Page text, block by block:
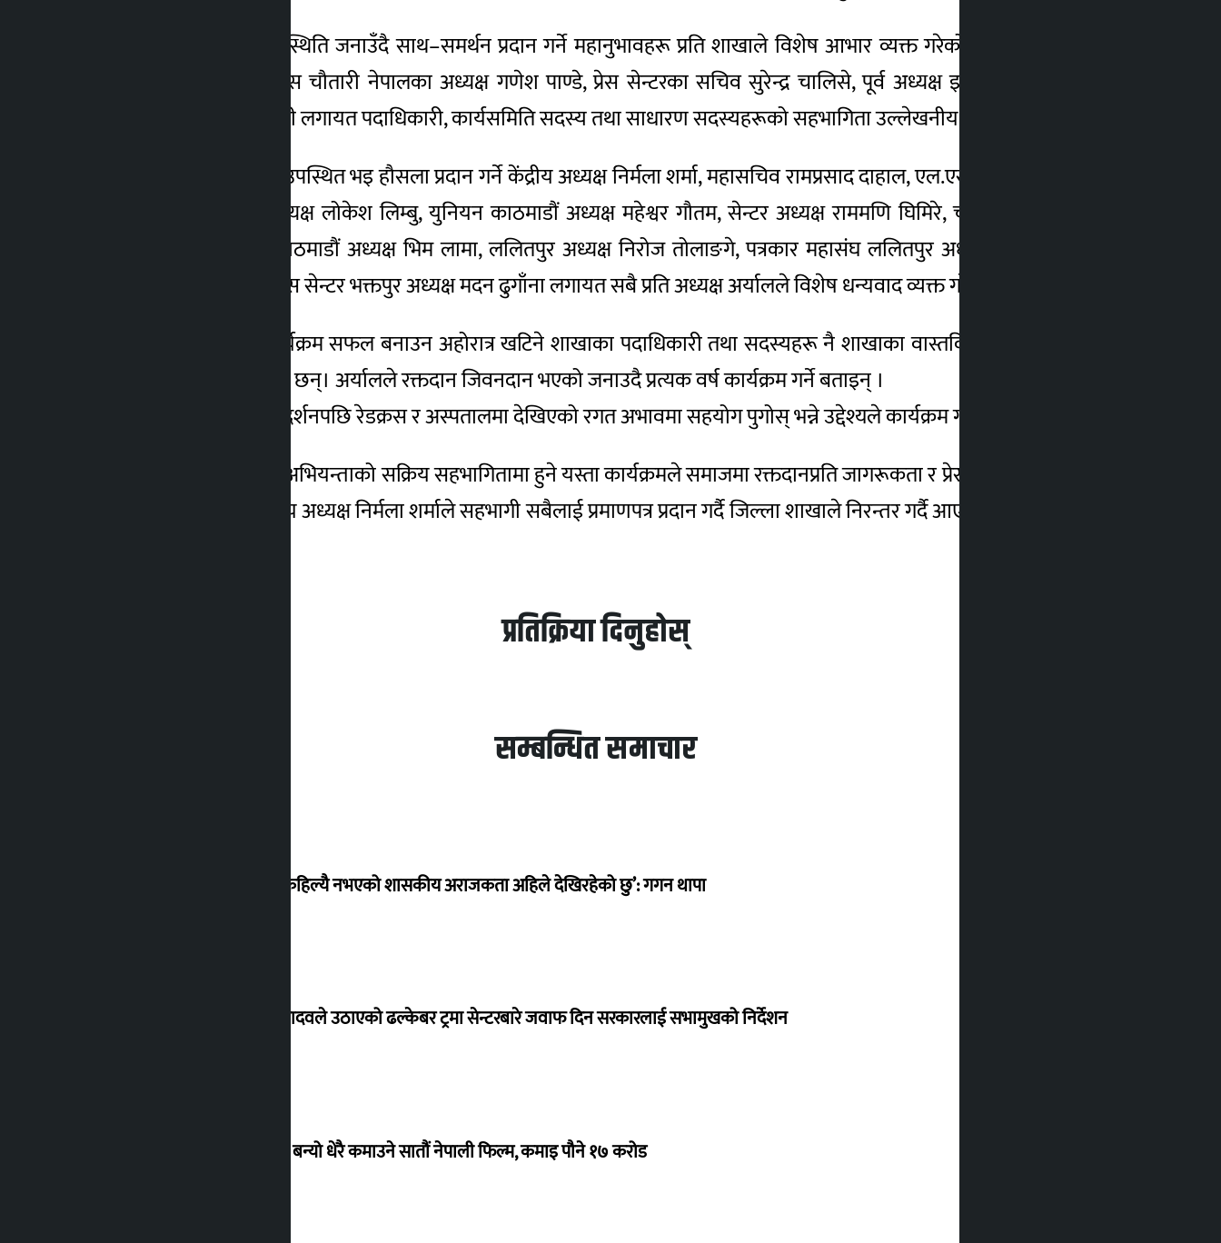
रक्तदानमा उल्लेखनीय उपस्थिति जनाउँदै साथ–समर्थन प्रदान गर्ने महानुभावहरू प्रति शाखाले विशेष आभार व्यक्त गरेको छ। कार्यक्रममा जनसवाल
दैनिकका रामजी बगाले, प्रेस चौतारी नेपालका अध्यक्ष गणेश पाण्डे, प्रेस सेन्टरका सचिव सुरेन्द्र चालिसे, पूर्व अध्यक्ष इश्वरी वाग्ले, युवराज बिद्रोही,
निवर्तमान अध्यक्ष सूर्य सुवेदी लगायत पदाधिकारी, कार्यसमिति सदस्य तथा साधारण सदस्यहरूको सहभागिता उल्लेखनीय थियो।
त्यसैगरी कार्यक्रम स्थलमा उपस्थित भइ हौसला प्रदान गर्ने केंद्रीय अध्यक्ष निर्मला शर्मा, महासचिव रामप्रसाद दाहाल, एल.एस. लामा, प्रदेश अध्यक्ष टेनिस
रोका, प्रेस सेन्टर प्रदेश अध्यक्ष लोकेश लिम्बु, युनियन काठमाडौं अध्यक्ष महेश्वर गौतम, सेन्टर अध्यक्ष राममणि घिमिरे, चौतारी अध्यक्ष लक्ष्मण शर्मा,
समाजवादी प्रेस संगठन काठमाडौं अध्यक्ष भिम लामा, ललितपुर अध्यक्ष निरोज तोलाङगे, पत्रकार महासंघ ललितपुर अध्यक्ष रामहरि कार्की, भक्तपुर
अध्यक्ष सुन्दर शिल्पकार, प्रेस सेन्टर भक्तपुर अध्यक्ष मदन ढुगाँना लगायत सबै प्रति अध्यक्ष अर्यालले विशेष धन्यवाद व्यक्त गरेकी छन्।
अध्यक्ष शोभा अर्यालले कार्यक्रम सफल बनाउन अहोरात्र खटिने शाखाका पदाधिकारी तथा सदस्यहरू नै शाखाका वास्तविक खम्बा रहेको उल्लेख गर्दै
गहिरो कृतज्ञता व्यक्त गरेकी छन्। अर्यालले रक्तदान जिवनदान भएको जनाउदै प्रत्यक वर्ष कार्यक्रम गर्ने बताइन् ।
अध्यक्ष अर्यालले ‘जेनजी’ प्रदर्शनपछि रेडक्रस र अस्पतालमा देखिएको रगत अभावमा सहयोग पुगोस् भन्ने उद्देश्यले कार्यक्रम गरिएको बताइन् ।
उनले पत्रकार र सामाजिक अभियन्ताको सक्रिय सहभागितामा हुने यस्ता कार्यक्रमले समाजमा रक्तदानप्रति जागरूकता र प्रेरणा थप फैलिने विश्वास व्यक्त
गरिन् । महासङ्घका केन्द्रीय अध्यक्ष निर्मला शर्माले सहभागी सबैलाई प्रमाणपत्र प्रदान गर्दै जिल्ला शाखाले निरन्तर गर्दै आएको रचनात्मक तथा मानवीय
प्रतिक्रिया दिनुहोस्
सम्बन्धित समाचार
‘देशमा कहिल्यै नभएको शासकीय अराजकता अहिले देखिरहेको छु’: गगन थापा
सांसद यादवले उठाएको ढल्केबर ट्रमा सेन्टरबारे जवाफ दिन सरकारलाई सभामुखको निर्देशन
‘गौंथली’ बन्यो धेरै कमाउने सातौं नेपाली फिल्म, कमाइ पौने १७ करोड